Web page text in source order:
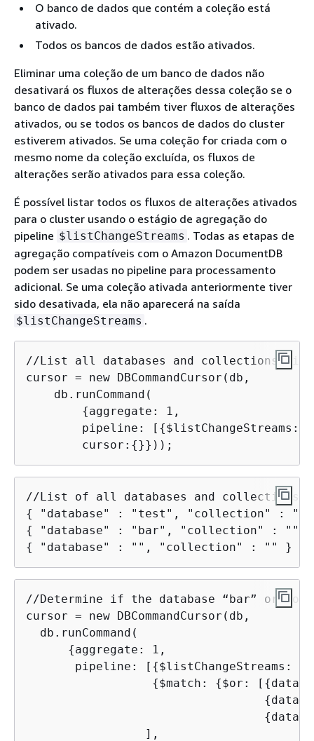
O banco de dados que contém a coleção está
ativado.
Todos os bancos de dados estão ativados.
Eliminar uma coleção de um banco de dados não
desativará os fluxos de alterações dessa coleção se o
banco de dados pai também tiver fluxos de alterações
ativados, ou se todos os bancos de dados do cluster
estiverem ativados. Se uma coleção for criada com o
mesmo nome da coleção excluída, os fluxos de
alterações serão ativados para essa coleção.
É possível listar todos os fluxos de alterações ativados
para o cluster usando o estágio de agregação do
pipeline $listChangeStreams . Todas as etapas de
agregação compatíveis com o Amazon DocumentDB
podem ser usadas no pipeline para processamento
adicional. Se uma coleção ativada anteriormente tiver
sido desativada, ela não aparecerá na saída
$listChangeStreams .
//List all databases and collections with
cursor = new DBCommandCursor(db,
    db.runCommand(
{aggregate: 1,
        pipeline: [
{
        cursor:
{}}));
{
{
{
"database" : "", "collection" : "" }
//Determine if the database “bar” or
cursor = new DBCommandCursor(db,
  db.runCommand(
{aggregate: 1,
       pipeline: [
{$listChangeStreams:
{$match: {$or: [ {
{
{
                 ],